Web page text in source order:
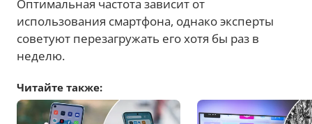
Оптимальная частота зависит от
использования смартфона, однако эксперты
советуют перезагружать его хотя бы раз в
неделю.
Читайте также: